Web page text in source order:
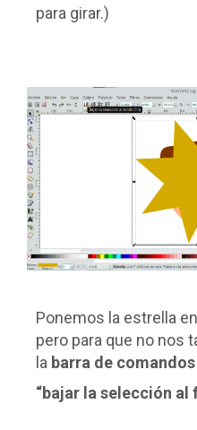
para girar.)
Ponemos la estrella
pero para que no nos
la barra de
“bajar la selección al